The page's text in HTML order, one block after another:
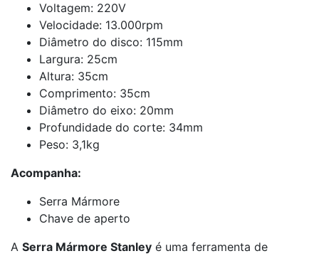
Voltagem: 220V
Velocidade: 13.000rpm
Diâmetro do disco: 115mm
Largura: 25cm
Altura: 35cm
Comprimento: 35cm
Diâmetro do eixo: 20mm
Profundidade do corte: 34mm
Peso: 3,1kg
Acompanha:
Serra Mármore
Chave de aperto
A Serra Mármore Stanley é uma ferramenta de